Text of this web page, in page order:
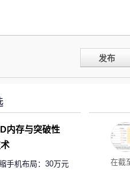
发布
于
在截
内存与突破性
手机布局：30万元